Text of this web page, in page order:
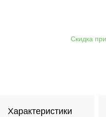
Характеристики